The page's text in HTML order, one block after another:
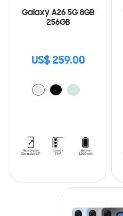
Galaxy A26 5G 8GB
256GB
US$ 259.00